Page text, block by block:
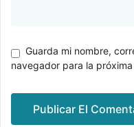
Guarda mi nombre,
navegador para la